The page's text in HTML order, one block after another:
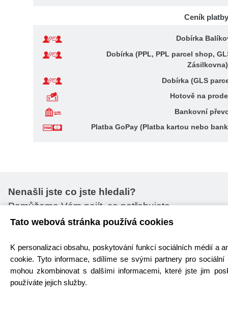
Tato webová stránka používá cookies
K personalizaci obsahu, poskytování funkcí sociálních médií a
cookie. Tyto informace, sdílíme se svými partnery pro
mohou zkombinovat s dalšími informacemi, které jste jim
používáte jejich služby.
Ceník
Dobírka
Dobírka (PPL, PPL parcel shop,
Zásilkovna)
Dobírka (GLS
Hotově na
Bankovní
Platba GoPay (Platba kartou nebo
Nenašli jste co jste hledali?
Pomůžeme Vám najít, co potřebujete.
Poptávkový formulář
Úvod